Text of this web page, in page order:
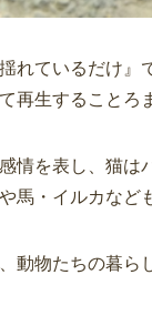
れているだけ』
再生することろ
情を表し、猫
馬・イルカなど
動物たちの暮ら